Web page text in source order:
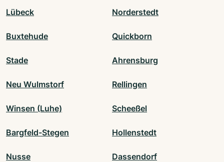
Lübeck Norderstedt
Buxtehude Quickborn
Stade Ahrensburg
Neu Wulmstorf Rellingen
Winsen (Luhe) Scheeßel
Bargfeld-Stegen Hollenstedt
Nusse Dassendorf